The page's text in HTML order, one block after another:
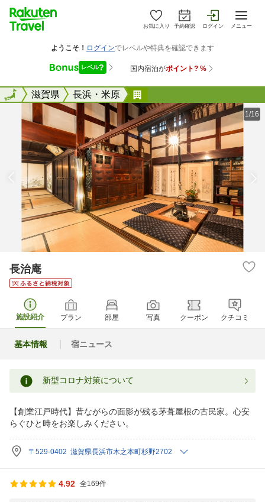
お気に入り 予約確認 ログイン メニュー
全国滋賀県 長浜・米原
全国
1/16
長治庵
施設紹介 プラン 部屋 写真 クーポン クチコミ
基本情報 宿ニュース
新型コロナ対策について
【創業江戸時代】昔ながらの面影が残る茅葺屋根の古民家。心安
らぐひと時をお楽しみください。
〒529-0402 滋賀県長浜市木之本町杉野2702
4.92 全169件